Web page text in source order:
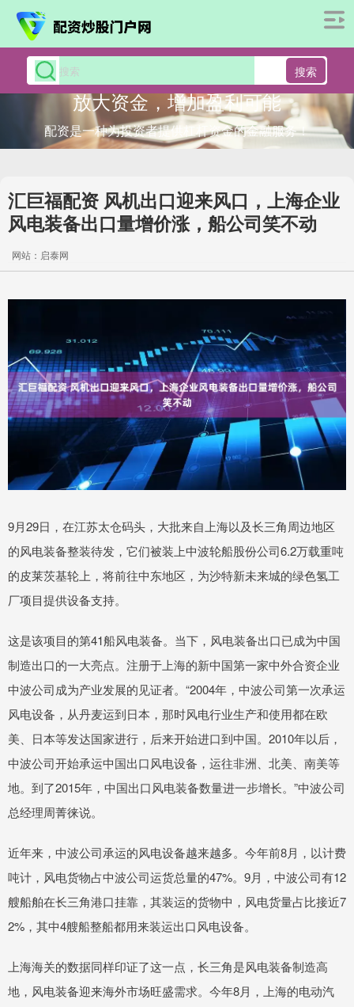
搜索
放大资金，增加盈利可能
配资是一种为投资者提供杠杆资金的金融服务！
汇巨福配资 风机出口迎来风口，上海企业
风电装备出口量增价涨，船公司笑不动
网站：启泰网
9月29日，在江苏太仓码头，大批来自上海以及长三角周边地区
的风电装备整装待发，它们被装上中波轮船股份公司6.2万载重吨
的皮莱茨基轮上，将前往中东地区，为沙特新未来城的绿色氢工
厂项目提供设备支持。
这是该项目的第41船风电装备。当下，风电装备出口已成为中国
制造出口的一大亮点。注册于上海的新中国第一家中外合资企业
中波公司成为产业发展的见证者。“2004年，中波公司第一次承运
风电设备，从丹麦运到日本，那时风电行业生产和使用都在欧
美、日本等发达国家进行，后来开始进口到中国。2010年以后，
中波公司开始承运中国出口风电设备，运往非洲、北美、南美等
地。到了2015年，中国出口风电装备数量进一步增长。”中波公司
总经理周菁徕说。
近年来，中波公司承运的风电设备越来越多。今年前8月，以计费
吨计，风电货物占中波公司运货总量的47%。9月，中波公司有12
艘船舶在长三角港口挂靠，其装运的货物中，风电货量占比接近7
2%，其中4艘船整船都用来装运出口风电设备。
上海海关的数据同样印证了这一点，长三角是风电装备制造高
地，风电装备迎来海外市场旺盛需求。今年8月，上海的电动汽